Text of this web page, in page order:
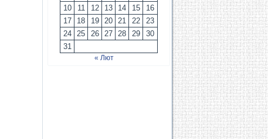
10
11 12 13 14 15
16
17
18 19 20 21 22
23
24
25 26 27 28 29
30
31
« Лют